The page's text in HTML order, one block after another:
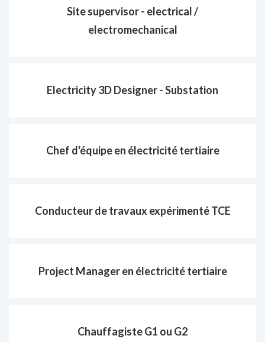
Site supervisor - electrical /
electromechanical
Electricity 3D Designer - Substation
Chef d'équipe en électricité tertiaire
Conducteur de travaux expérimenté TCE
Project Manager en électricité tertiaire
Chauffagiste G1 ou G2